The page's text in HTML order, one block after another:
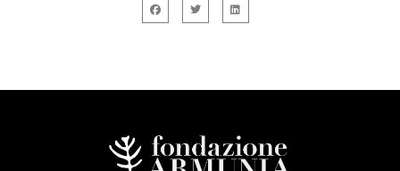
Collabora con varie case discografiche ed editrici
Ricostruisce strumenti musicali di varie epoche tra cui
indicazioni di studi archeologici e scientifici, basandosi